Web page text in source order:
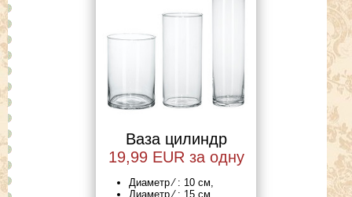
Ваза цилиндр
19,99 EUR за одну
Диаметр ⁄ : 10 см,
Диаметр ⁄ : 15 см,